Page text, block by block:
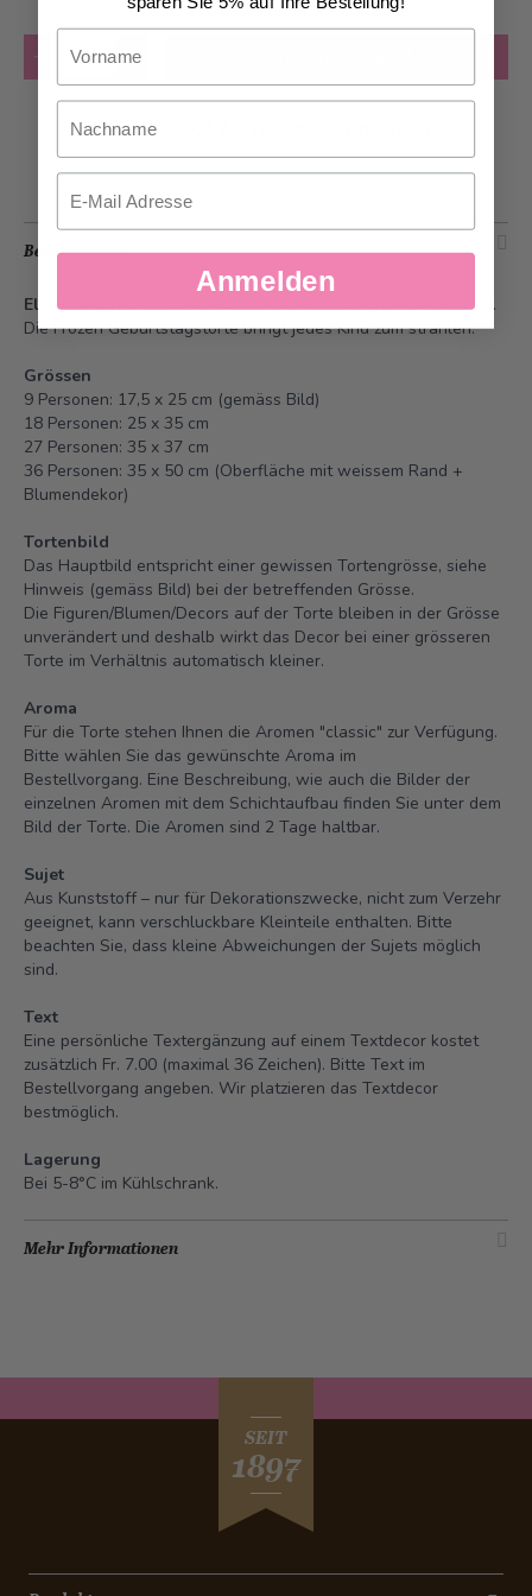
Anzahl
Beschreibung
Elsa Fliptorte- Die perfekte Torte für Ihren Kindergeburtstag.
Die Frozen Geburtstagstorte bringt jedes Kind zum strahlen.
Grössen
9 Personen: 17,5 x 25 cm (gemäss Bild)
18 Personen: 25 x 35 cm
27 Personen: 35 x 37 cm
36 Personen: 35 x 50 cm (Oberfläche mit weissem Rand +
Blumendekor)
Tortenbild
Das Hauptbild entspricht einer gewissen Tortengrösse, siehe
Hinweis (gemäss Bild) bei der betreffenden Grösse.
Die Figuren/Blumen/Decors auf der Torte bleiben in der Grösse
unverändert und deshalb wirkt das Decor bei einer grösseren
Torte im Verhältnis automatisch kleiner.
Aroma
Für die Torte stehen Ihnen die Aromen "classic" zur Verfügung.
Bitte wählen Sie das gewünschte Aroma im
Bestellvorgang. Eine Beschreibung, wie auch die Bilder der
einzelnen Aromen mit dem Schichtaufbau finden Sie unter dem
Bild der Torte. Die Aromen sind 2 Tage haltbar.
Sujet
Aus Kunststoff – nur für Dekorationszwecke, nicht zum Verzehr
geeignet, kann verschluckbare Kleinteile enthalten. Bitte
beachten Sie, dass kleine Abweichungen der Sujets möglich
sind.
Text
Eine persönliche Textergänzung auf einem Textdecor kostet
zusätzlich Fr. 7.00 (maximal 36 Zeichen). Bitte Text im
Bestellvorgang angeben. Wir platzieren das Textdecor
bestmöglich.
Lagerung
Bei 5-8°C im Kühlschrank.
Mehr Informationen
SEIT
1897
Nachname
Anmelden